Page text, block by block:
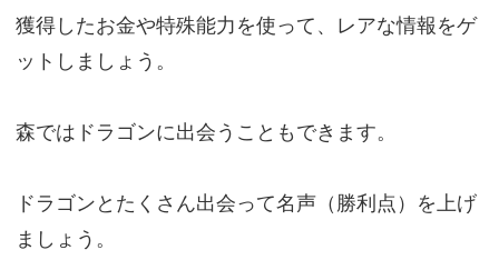
獲得したお金や特殊能力を使って、レアな情報をゲ
ットしましょう。
森ではドラゴンに出会うこともできます。
ドラゴンとたくさん出会って名声（勝利点）を上げ
ましょう。